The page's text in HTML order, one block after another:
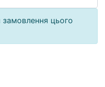
замовлення цього